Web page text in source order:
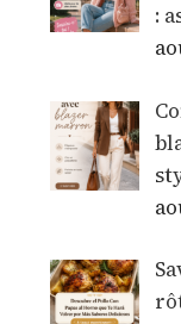
: